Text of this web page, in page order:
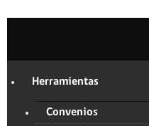
Herramientas
Convenios